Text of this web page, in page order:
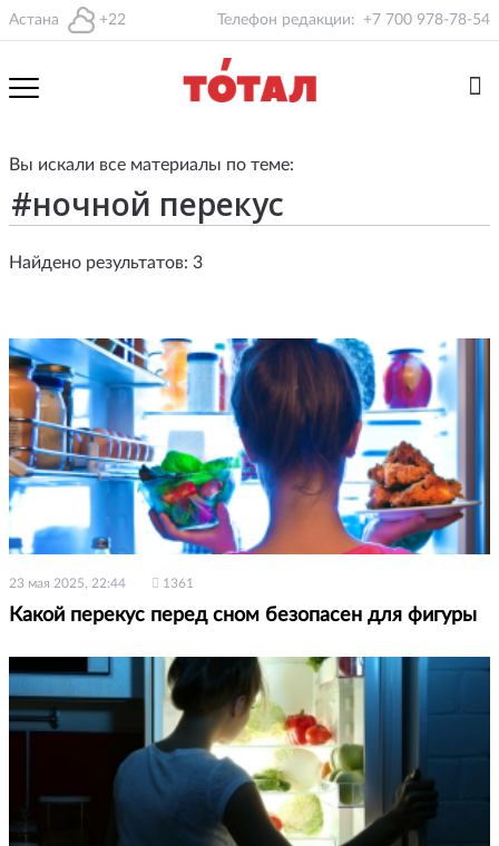
Астана +22 Телефон редакции: +7 700 978-78-54
Вы искали все материалы по теме:
Найдено результатов: 3
23 мая 2025, 22:44 1361
Какой перекус перед сном безопасен для фигуры